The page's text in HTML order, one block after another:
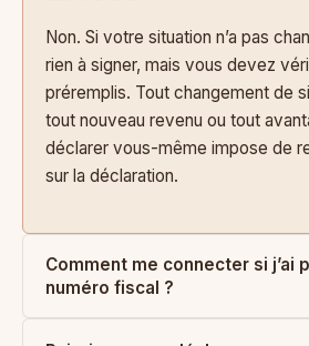
Non. Si votre situation n’a pas
rien à signer, mais vous devez
préremplis. Tout changement de
tout nouveau revenu ou tout
déclarer vous-même impose de
sur la déclaration.
Comment me connecter si j’ai
numéro fiscal ?